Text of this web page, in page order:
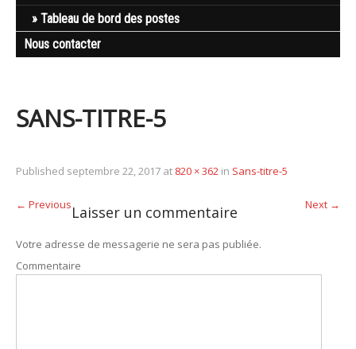
Tableau de bord des postes
Nous contacter
SANS-TITRE-5
Published septembre 22, 2017 at 820 × 362 in Sans-titre-5
← Previous Next →
Laisser un commentaire
Votre adresse de messagerie ne sera pas publiée.
Commentaire